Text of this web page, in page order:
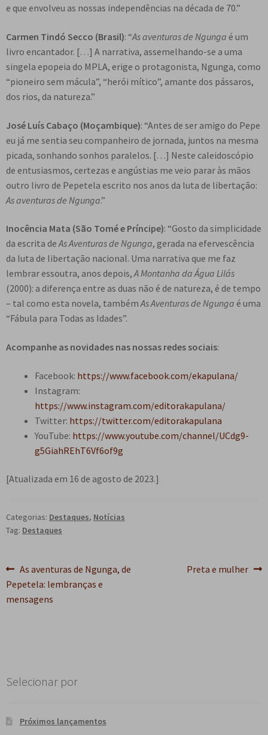
e que envolveu as nossas independências na década de 70.”
Carmen Tindó Secco (Brasil): “As aventuras de Ngunga é um
livro encantador. […] A narrativa, assemelhando-se a uma
singela epopeia do MPLA, erige o protagonista, Ngunga, como
“pioneiro sem mácula”, “herói mítico”, amante dos pássaros,
dos rios, da natureza.”
José Luís Cabaço (Moçambique): “Antes de ser amigo do Pepe
eu já me sentia seu companheiro de jornada, juntos na mesma
picada, sonhando sonhos paralelos. […] Neste caleidoscópio
de entusiasmos, certezas e angústias me veio parar às mãos
outro livro de Pepetela escrito nos anos da luta de libertação:
As aventuras de Ngunga.”
Inocência Mata (São Tomé e Príncipe): “Gosto da simplicidade
da escrita deAs Aventuras de Ngunga, gerada na efervescência
da luta de libertação nacional. Uma narrativa que me faz
lembrar essoutra, anos depois,A Montanha da Água Lilás
(2000): a diferença entre as duas não é de natureza, é de tempo
– tal como esta novela, tambémAs Aventuras de Ngunga é uma
“Fábula para Todas as Idades”.
Acompanhe as novidades nas nossas redes sociais:
Facebook: https://www.facebook.com/ekapulana/
Instagram:
https://www.instagram.com/editorakapulana/
Twitter: https://twitter.com/editorakapulana
YouTube: https://www.youtube.com/channel/UCdg9-
g5GiahREhT6Vf6of9g
[Atualizada em 16 de agosto de 2023.]
Categorias: Destaques, Notícias
Tag: Destaques
Navegação
de
Post
anterior:
As aventuras de Ngunga, de
Pepetela: lembranças e
mensagens
Próximo
Preta e mulher
Selecionar por
Próximos lançamentos